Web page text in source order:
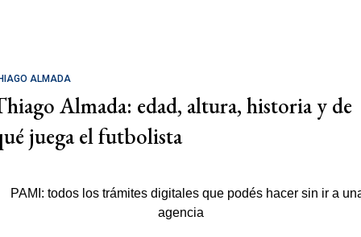
ALMADA
Almada: edad, altura, historia y de
juega el futbolista